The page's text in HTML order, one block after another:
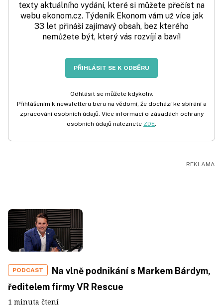
texty aktuálního vydání, které si můžete přečíst na
webu ekonom.cz. Týdeník Ekonom vám už více jak
33 let přináší zajímavý obsah, bez kterého
nemůžete být, který vás rozvíjí a baví!
PŘIHLÁSIT SE K ODBĚRU
Odhlásit se můžete kdykoliv.
Přihlášením k newsletteru beru na vědomí, že dochází ke sbírání a
zpracování osobních údajů. Více informací o zásadách ochrany
osobních údajů naleznete ZDE.
PODCAST
Na vlně podnikání s Markem Bárdym,
ředitelem firmy VR Rescue
1 minuta čtení